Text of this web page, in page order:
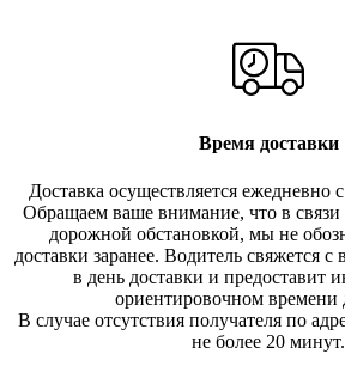
Время доставки
Доставка осуществляется ежедневно
Обращаем ваше внимание, что в связи
дорожной обстановкой, мы не
доставки заранее. Водитель свяжется с
в день доставки и предоставит
ориентировочном времени
В случае отсутствия получателя по ад
не более 20 минут.